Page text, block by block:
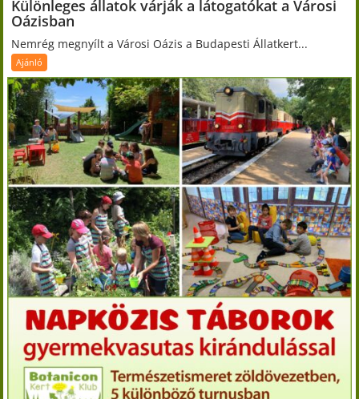
Különleges állatok várják a látogatókat a Városi
Oázisban
Nemrég megnyílt a Városi Oázis a Budapesti Állatkert...
Ajánló